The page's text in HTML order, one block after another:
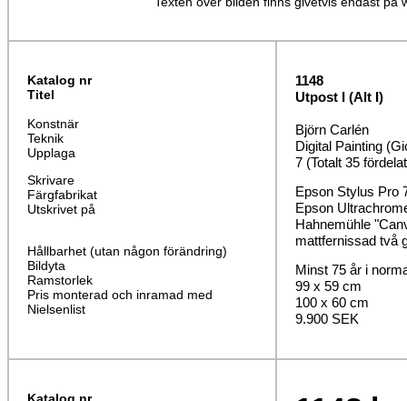
Katalog nr
Titel
Konstnär
Teknik
Upplaga
Skrivare
Färgfabrikat
Utskrivet på
Hållbarhet (utan någon förändring)
Bildyta
Ramstorlek
Pris monterad och inramad med
Nielsenlist
1148
Utpost I (Alt I)
Björn Carlén
Digital Painting
7 (Totalt 35
Epson Stylus Pro
Epson
Hahnemühle
mattfernissad två
Minst 75 år i
99 x 59 cm
100 x 60 cm
9.900 SEK